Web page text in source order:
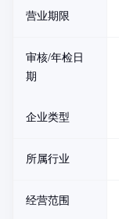
营业期限
审核/年检日
期
企业类型
所属行业
经营范围